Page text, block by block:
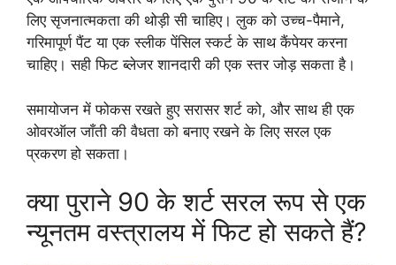
लिए सृजनात्मकता की थोड़ी सी चाहिए। लुक को उच्च-पैमाने,
गरिमापूर्ण पैंट या एक स्लीक पेंसिल स्कर्ट के साथ कैंपेयर करना
चाहिए। सही फिट ब्लेजर शानदारी की एक स्तर जोड़ सकता है।
समायोजन में फोकस रखते हुए सरासर शर्ट को, और साथ ही एक
ओवरऑल जाँती की वैधता को बनाए रखने के लिए सरल एक
प्रकरण हो सकता।
क्या पुराने 90 के शर्ट सरल रूप से एक
न्यूनतम वस्त्रालय में फिट हो सकते हैं?